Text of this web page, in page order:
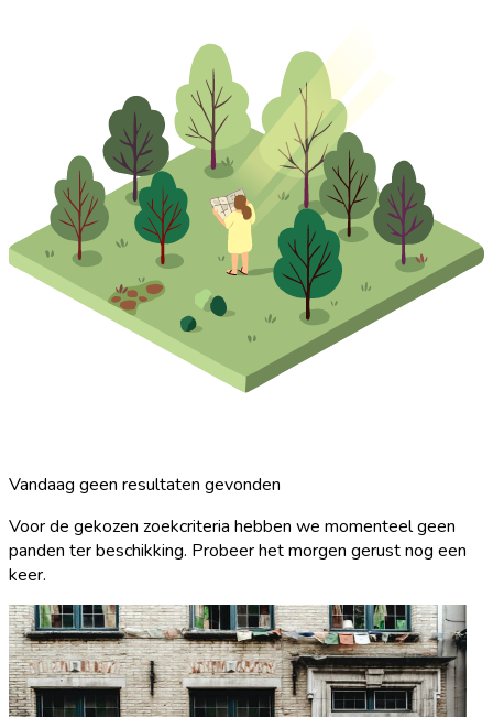
Vandaag geen resultaten gevonden
Voor de gekozen zoekcriteria hebben we momenteel geen
panden ter beschikking. Probeer het morgen gerust nog een
keer.